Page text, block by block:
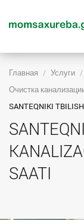
Главная Услуги
Очистка
SANTEQNIKI
SAATI